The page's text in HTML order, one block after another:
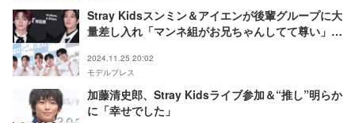
Stray Kidsスンミン＆アイエンが後輩グループに大
量差し入れ「マンネ組がお兄ちゃんしてて尊い」と
2024.11.25 20:02
モデルプレス
加藤清史郎、Stray Kidsライブ参加＆“推し”明らか
に「幸せでした」